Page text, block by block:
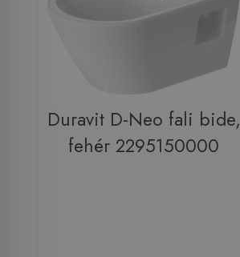
Duravit D-Neo fali bide,
fehér 2295150000